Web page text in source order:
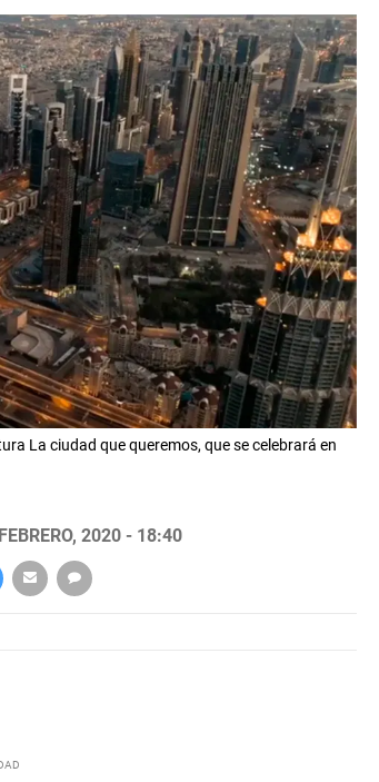
La ciudad que queremos, que se celebrará en
2020 - 18:40